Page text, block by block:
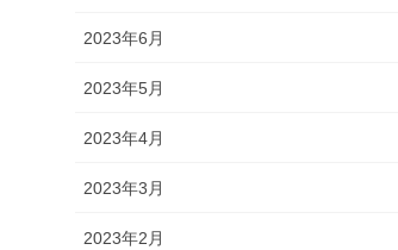
2023年6月
2023年5月
2023年4月
2023年3月
2023年2月